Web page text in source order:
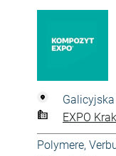
EXPO
Polymere,